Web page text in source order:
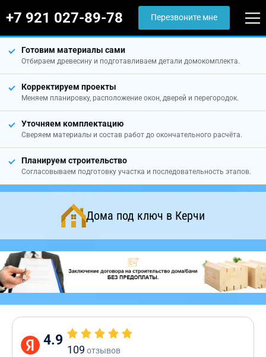
+7 921 027-89-78 Перезвоните мне
Готовим материалы сами
Отбираем древесину и подготавливаем детали домокомплекта.
Корректируем проекты
Меняем планировку, расположение окон, дверей и перегородок.
Уточняем комплектацию
Сверяем материалы и состав работ до окончательного расчёта.
Планируем строительство
Согласовываем подготовку участка и последовательность этапов.
Дома под ключ в Керчи
4.9
109 отзывов